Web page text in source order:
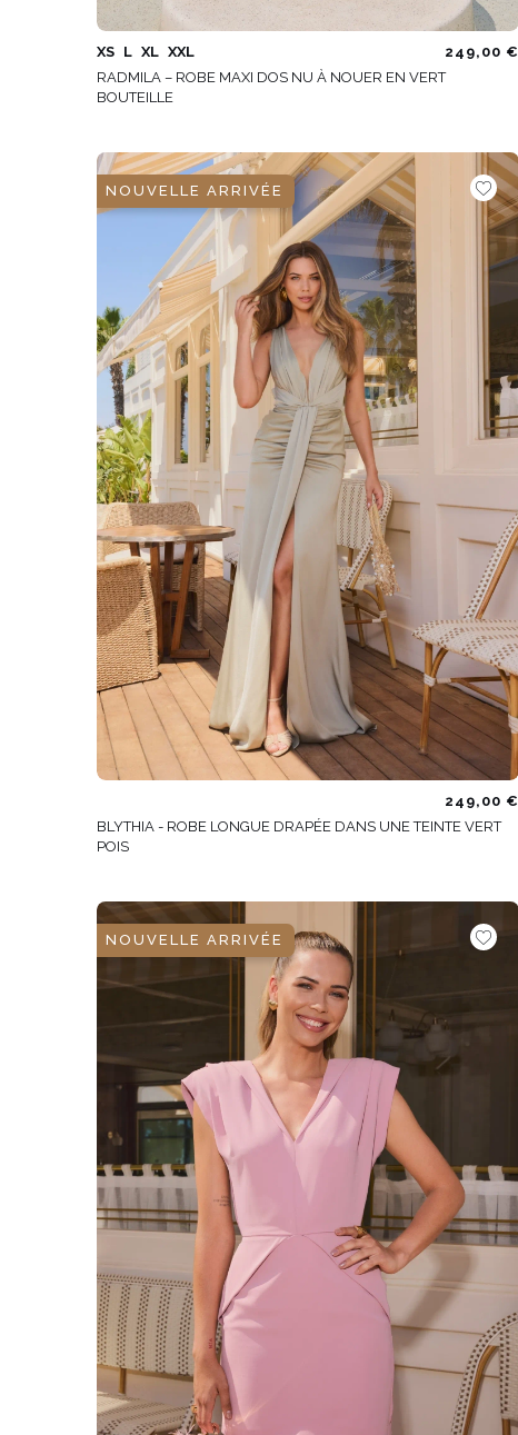
XS L XL XXL
249,00 €
RADMILA – ROBE MAXI DOS NU À NOUER EN VERT
BOUTEILLE
NOUVELLE ARRIVÉE
249,00 €
BLYTHIA - ROBE LONGUE DRAPÉE DANS UNE TEINTE VERT
POIS
NOUVELLE ARRIVÉE